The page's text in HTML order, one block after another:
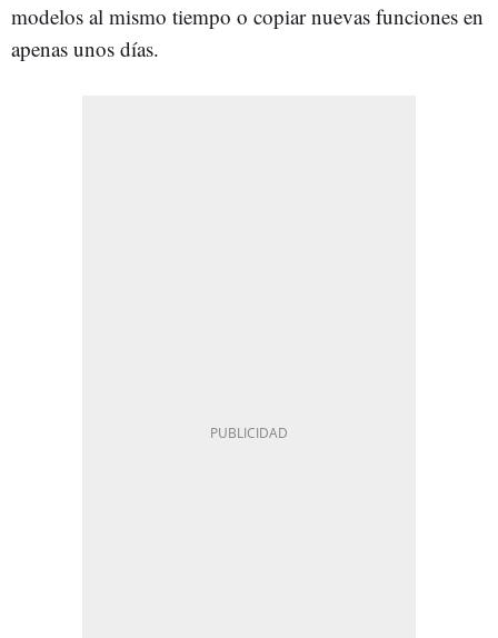
modelos al mismo tiempo o copiar nuevas funciones en
apenas unos días.